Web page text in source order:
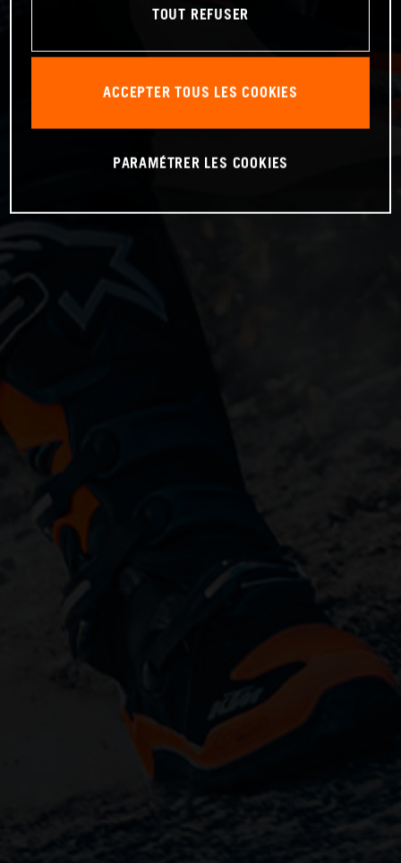
TOUT REFUSER
ACCEPTER TOUS LES COOKIES
PARAMÉTRER LES COOKIES